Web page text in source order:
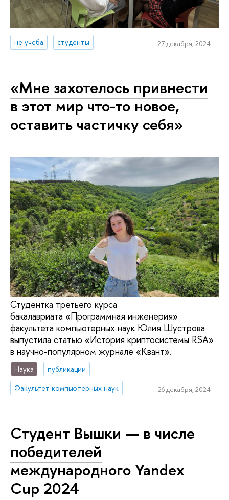
не учеба студенты 27 декабря, 2024 г.
«Мне захотелось привнести
в этот мир что-то новое,
оставить частичку себя»
Студентка третьего курса
бакалавриата «Программная инженерия»
факультета компьютерных наук Юлия Шустрова
выпустила статью «История криптосистемы RSA»
в научно-популярном журнале «Квант».
Наука
публикации
Факультет компьютерных наук
26 декабря, 2024 г.
Студент Вышки — в числе
победителей
международного Yandex
Cup 2024